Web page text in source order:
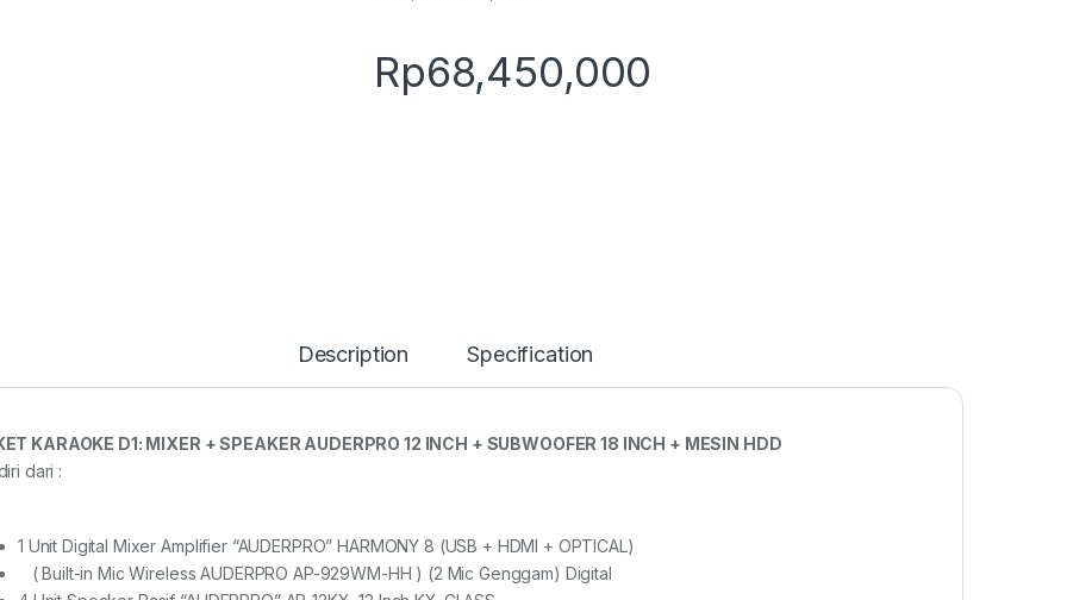
Rp68,450,000
Description Specification
KARAOKE D1: MIXER + SPEAKER AUDERPRO 12 INCH + SUBWOOFER 18 INCH + MESIN HDD
dari :
1 Unit Digital Mixer Amplifier “AUDERPRO” HARMONY 8 (USB + HDMI + OPTICAL)
( Built-in Mic Wireless AUDERPRO AP-929WM-HH ) (2 Mic Genggam) Digital